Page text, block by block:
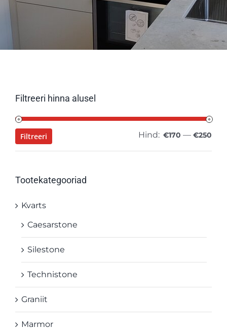
Filtreeri hinna alusel
Filtreeri Hind: €170 — €250
Tootekategooriad
Kvarts
Caesarstone
Silestone
Technistone
Graniit
Marmor